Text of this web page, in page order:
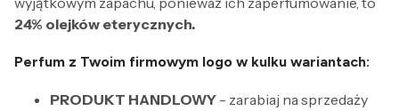
24% olejków eterycznych.
Perfum z Twoim firmowym logo w kulku wariantach:
PRODUKT HANDLOWY - zarabiaj na sprzedaży